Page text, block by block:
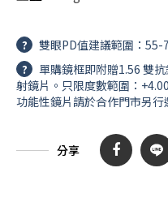
?
雙眼PD值建議範圍：55-
?
單購鏡框即附贈1.56 雙
射鏡片。只限度數範圍：
功能性鏡片請於合作門市另行
分享